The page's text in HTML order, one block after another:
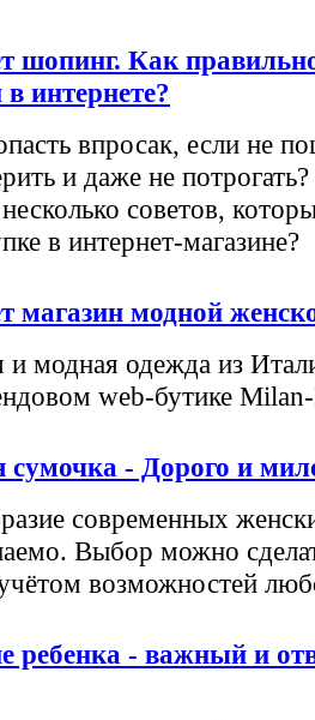
шопинг. Как
интернете?
впросак, если не
и даже не
советов,
в интернет-магазине?
магазин модной
и модная одежда из
web-бутике
сумочка - Дорого и
современных
Выбор можно
возможностей
ребенка - важный и